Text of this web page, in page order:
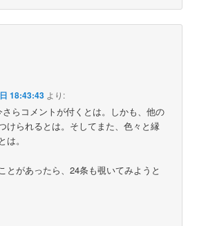
18:43:43 より:
らコメントが付くとは。しかも、他の
けられるとは。そしてまた、色々と縁
。
とがあったら、24条も覗いてみようと